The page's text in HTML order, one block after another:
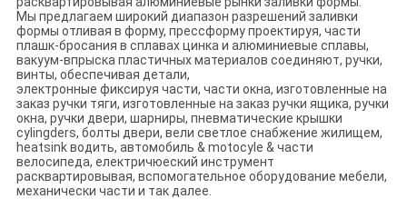
Мы предлагаем широкий диапазон разрешений заливки
формы отливая в форму, прессформу проектируя, части
плашк-бросания в сплавах цинка и алюминиевые сплавы,
вакуум-впрыска пластичных материалов соединяют, ручки,
винты, обеспечивая детали,
электронные фиксируя части, части окна, изготовленные на
заказ ручки тяги, изготовленные на заказ ручки ящика, ручки
окна, ручки двери, шарниры, пневматические крышки
cylingders, болты двери, вели светлое снабжение жилищем,
heatsink водить, автомобиль & motocyle & части
велосипеда, електричюеский инструмент
расквартировывая, вспомогательное оборудование мебели,
механически части и так далее.